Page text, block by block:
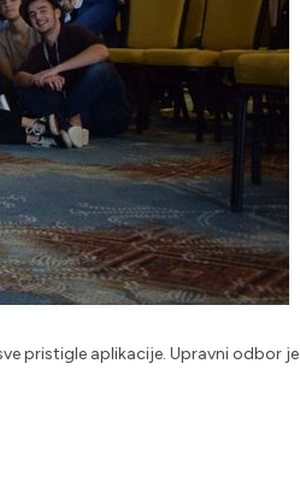
pristigle aplikacije. Upravni odbor je